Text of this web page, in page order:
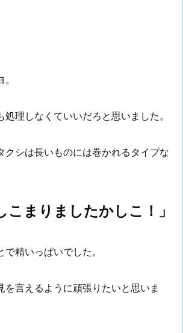
処理しなくていいだろと思いました。
クシは長いものには巻かれるタイプな
こまりましたかしこ！」
精いっぱいでした。
を言えるように頑張りたいと思いま